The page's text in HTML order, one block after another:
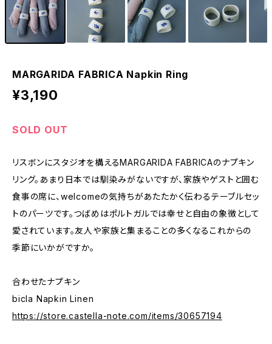
MARGARIDA FABRICA Napkin Ring
¥3,190
SOLD OUT
リスボンにスタジオを構えるMARGARIDA FABRICAのナプキン
リング。あまり日本では馴染みがないですが、家族やゲストと囲む
食事の席に、welcomeの気持ちがあたたかく伝わるテーブルセッ
トのパーツです。つばめはポルトガルでは幸せと自由の象徴として
愛されています。友人や家族と集まることの多くなるこれからの
季節にいかがですか。
合わせたナプキン
bicla Napkin Linen
https://store.castella-note.com/items/30657194